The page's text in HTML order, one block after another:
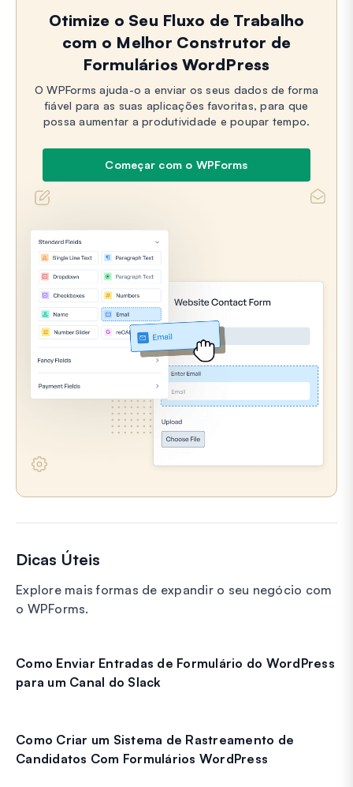
Otimize o Seu Fluxo de Trabalho
com o Melhor Construtor de
Formulários WordPress
O WPForms ajuda-o a enviar os seus dados de forma
fiável para as suas aplicações favoritas, para que
possa aumentar a produtividade e poupar tempo.
Começar com o WPForms
Dicas Úteis
Explore mais formas de expandir o seu negócio com
o WPForms.
Como Enviar Entradas de Formulário do WordPress
para um Canal do Slack
Como Criar um Sistema de Rastreamento de
Candidatos Com Formulários WordPress